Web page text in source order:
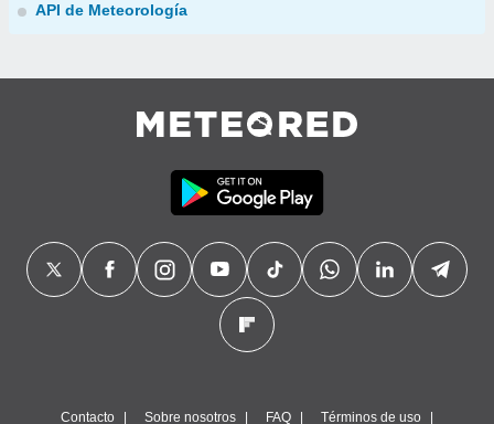
API de Meteorología
Contacto Sobre nosotros FAQ Términos de uso